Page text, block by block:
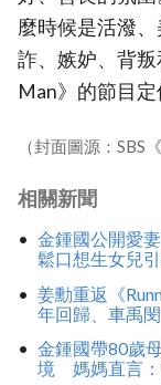
麼時候是活潑
詐、嫉妒、背
Man》的節目定
（封面圖源：SBS
相關新聞
金鍾國公開愛
鬆口想生女兒
姜勳重返《
年回歸、車禹
金鍾國帶80歲
境 媽媽直言：